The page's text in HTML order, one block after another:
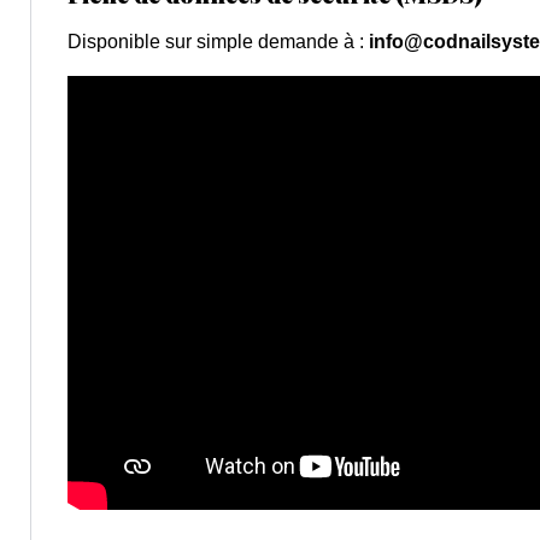
Disponible sur simple demande à :